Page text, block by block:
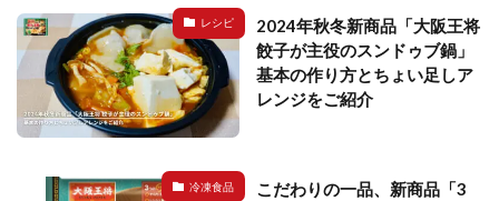
レシピ
2024年秋冬新商品「大阪王将
餃子が主役のスンドゥブ鍋」
基本の作り方とちょい足しア
レンジをご紹介
冷凍食品
こだわりの一品、新商品「3